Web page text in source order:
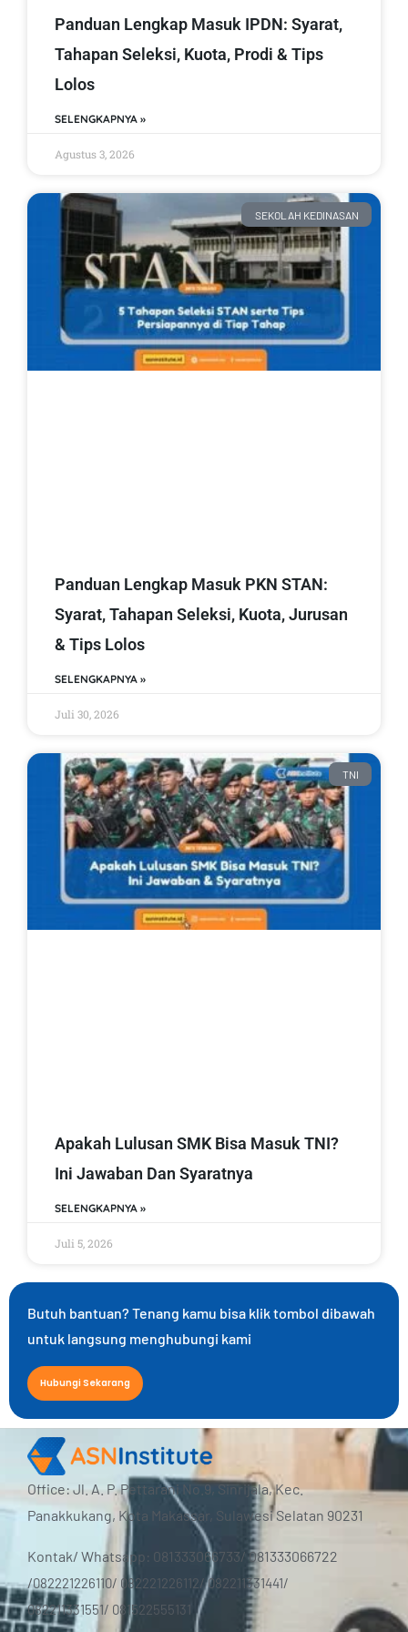
Panduan Lengkap Masuk IPDN: Syarat,
Tahapan Seleksi, Kuota, Prodi & Tips
Lolos
SELENGKAPNYA »
Agustus 3, 2026
SEKOLAH KEDINASAN
Panduan Lengkap Masuk PKN STAN:
Syarat, Tahapan Seleksi, Kuota, Jurusan
& Tips Lolos
SELENGKAPNYA »
Juli 30, 2026
TNI
Apakah Lulusan SMK Bisa Masuk TNI?
Ini Jawaban Dan Syaratnya
SELENGKAPNYA »
Juli 5, 2026
Butuh bantuan? Tenang kamu bisa klik tombol dibawah
untuk langsung menghubungi kami
Hubungi Sekarang
Office: Jl. A. P. Pettarani No.9, Sinrijala, Kec.
Panakkukang, Kota Makassar, Sulawesi Selatan 90231
Kontak/ Whatsapp: 081333066733/ 081333066722
/082221226110/ 082221226112/ 082211331441/
082211331551/ 081522555131